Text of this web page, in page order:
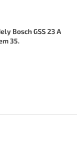
Bosch GSS 23 A
35.